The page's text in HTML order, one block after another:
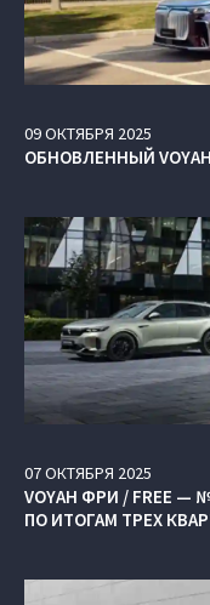
09ОКТЯБРЯ 2025
ОБНОВЛЕННЫЙ
07ОКТЯБРЯ 2025
VOYAH ФРИ / FREE
ПО ИТОГАМ ТРЕХ